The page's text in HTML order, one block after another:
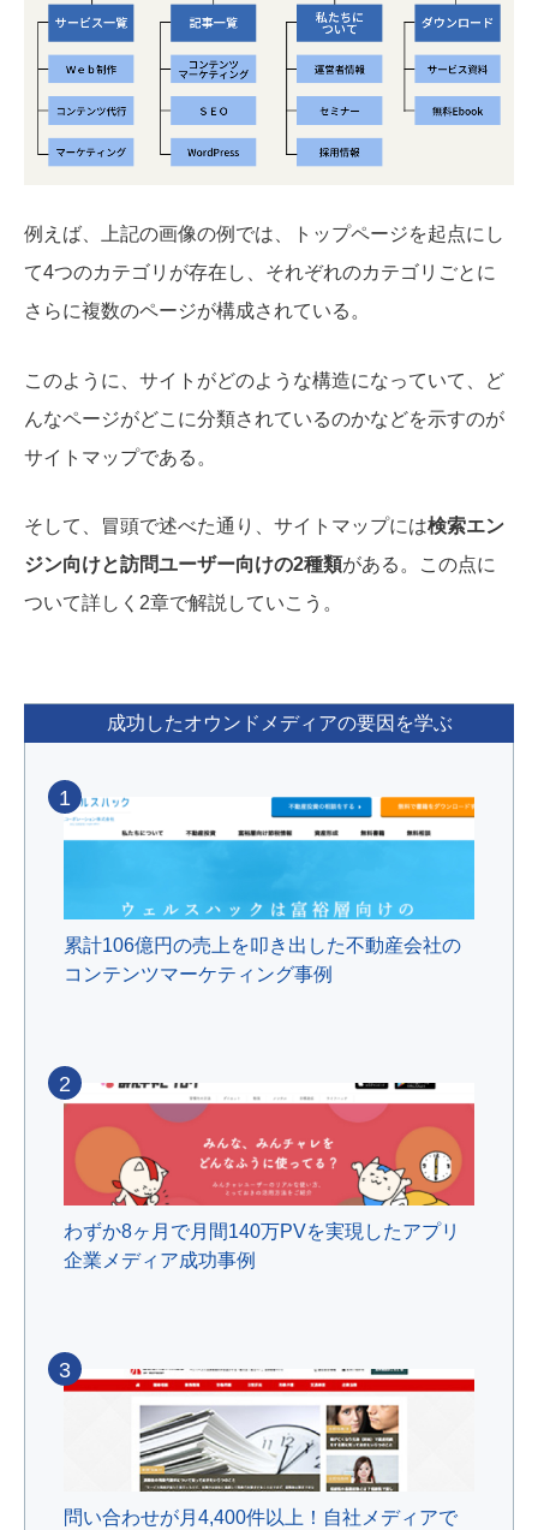
例えば、上記の画像の例では、トップページを起点にし
て4つのカテゴリが存在し、それぞれのカテゴリごとに
さらに複数のページが構成されている。
このように、サイトがどのような構造になっていて、ど
んなページがどこに分類されているのかなどを示すのが
サイトマップである。
そして、冒頭で述べた通り、サイトマップには検索エン
ジン向けと訪問ユーザー向けの2種類がある。この点に
ついて詳しく2章で解説していこう。
成功したオウンドメディアの要因を学ぶ
累計106億円の売上を叩き出した不動産会社の
コンテンツマーケティング事例
1
わずか8ヶ月で月間140万PVを実現したアプリ
企業メディア成功事例
2
問い合わせが月4,400件以上！自社メディアで
3